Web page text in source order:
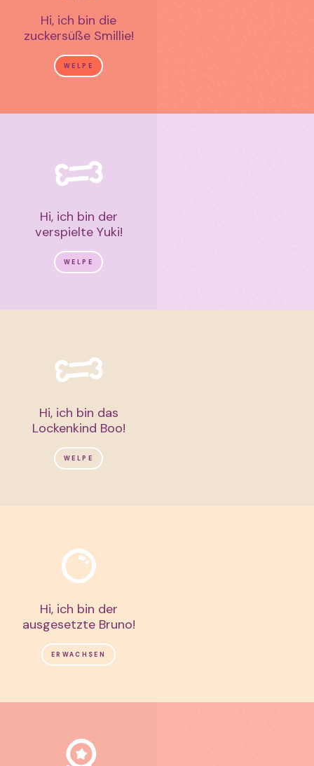
Hi, ich bin die
zuckersüße Smillie!
WELPE
Hi, ich bin der
verspielte Yuki!
WELPE
Hi, ich bin das
Lockenkind Boo!
WELPE
Hi, ich bin der
ausgesetzte Bruno!
ERWACHSEN